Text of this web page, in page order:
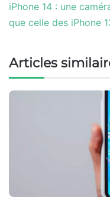
iPhone 14 : une
que celle des iPhone
Articles